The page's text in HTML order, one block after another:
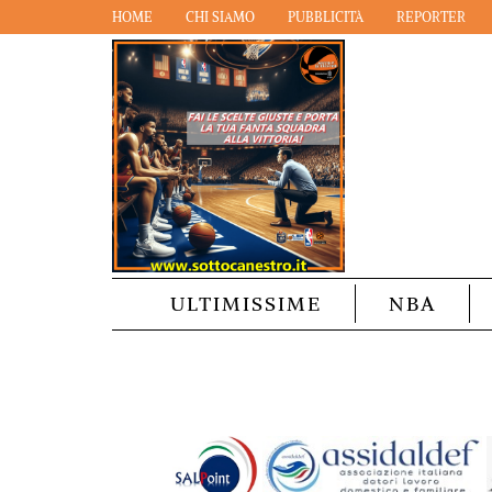
HOME CHI SIAMO PUBBLICITÀ REPORTER
ULTIMISSIME NBA